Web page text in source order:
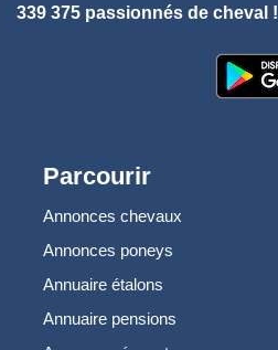
339 375 passionnés de cheval !
Parcourir
Annonces chevaux
Annonces poneys
Annuaire étalons
Annuaire pensions